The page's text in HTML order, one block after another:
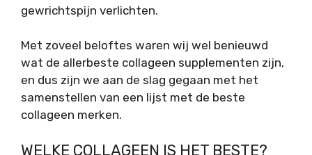
gewrichtspijn verlichten.
Met zoveel beloftes waren wij wel benieuwd
wat de allerbeste collageen supplementen zijn,
en dus zijn we aan de slag gegaan met het
samenstellen van een lijst met de beste
collageen merken.
WELKE COLLAGEEN IS HET BESTE?